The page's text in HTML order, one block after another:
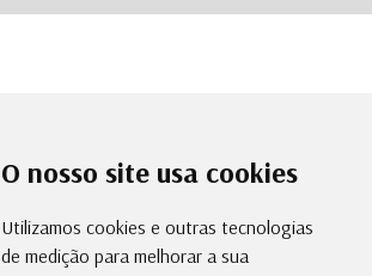
O nosso site usa cookies
Utilizamos cookies e outras tecnologias
de medição para melhorar a sua